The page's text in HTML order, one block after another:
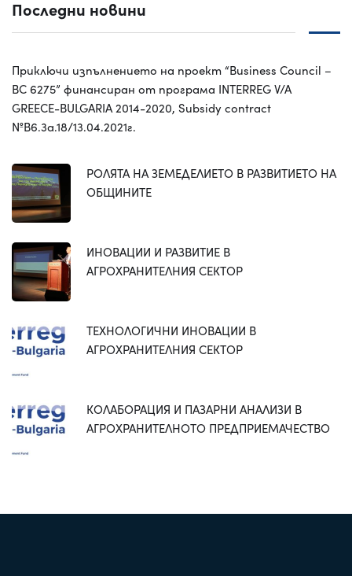
Последни новини
Приключи изпълнението на проект “Business Council –
BC 6275” финансиран от програма INTERREG V/A
GREECE-BULGARIA 2014-2020, Subsidy contract
№B6.3a.18/13.04.2021г.
РОЛЯТА НА ЗЕМЕДЕЛИЕТО В РАЗВИТИЕТО НА
ОБЩИНИТЕ
ИНОВАЦИИ И РАЗВИТИЕ В
АГРОХРАНИТЕЛНИЯ СЕКТОР
ТЕХНОЛОГИЧНИ ИНОВАЦИИ В
АГРОХРАНИТЕЛНИЯ СЕКТОР
КОЛАБОРАЦИЯ И ПАЗАРНИ АНАЛИЗИ В
АГРОХРАНИТЕЛНОТО ПРЕДПРИЕМАЧЕСТВО